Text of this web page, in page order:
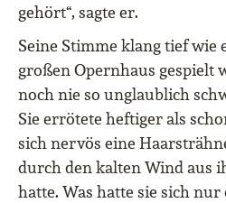
gehört“, sagte er.
Seine Stimme klang tief wie
großen Opernhaus gespielt
noch nie so unglaublich
Sie errötete heftiger als
sich nervös eine
durch den kalten Wind aus
hatte. Was hatte sie sich nur